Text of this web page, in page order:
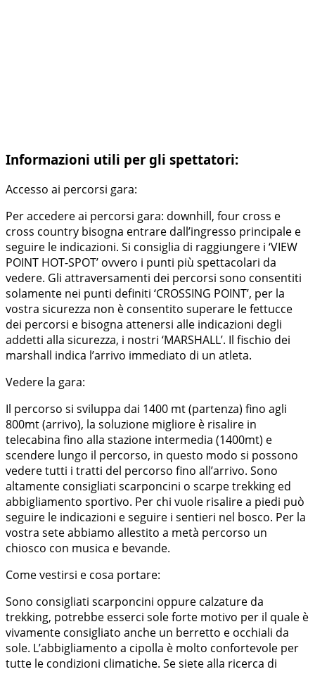
Informazioni utili per gli spettatori:
Accesso ai percorsi gara:
Per accedere ai percorsi gara: downhill, four cross e
cross country bisogna entrare dall’ingresso principale e
seguire le indicazioni. Si consiglia di raggiungere i ‘VIEW
POINT HOT-SPOT’ ovvero i punti più spettacolari da
vedere. Gli attraversamenti dei percorsi sono consentiti
solamente nei punti definiti ‘CROSSING POINT’, per la
vostra sicurezza non è consentito superare le fettucce
dei percorsi e bisogna attenersi alle indicazioni degli
addetti alla sicurezza, i nostri ‘MARSHALL’. Il fischio dei
marshall indica l’arrivo immediato di un atleta.
Vedere la gara:
Il percorso si sviluppa dai 1400 mt (partenza) fino agli
800mt (arrivo), la soluzione migliore è risalire in
telecabina fino alla stazione intermedia (1400mt) e
scendere lungo il percorso, in questo modo si possono
vedere tutti i tratti del percorso fino all’arrivo. Sono
altamente consigliati scarponcini o scarpe trekking ed
abbigliamento sportivo. Per chi vuole risalire a piedi può
seguire le indicazioni e seguire i sentieri nel bosco. Per la
vostra sete abbiamo allestito a metà percorso un
chiosco con musica e bevande.
Come vestirsi e cosa portare:
Sono consigliati scarponcini oppure calzature da
trekking, potrebbe esserci sole forte motivo per il quale è
vivamente consigliato anche un berretto e occhiali da
sole. L’abbigliamento a cipolla è molto confortevole per
tutte le condizioni climatiche. Se siete alla ricerca di